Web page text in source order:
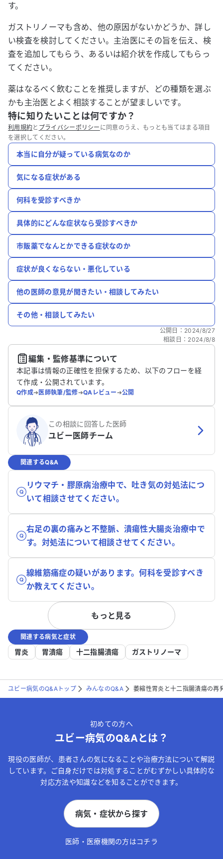
す。
ガストリノーマも含め、他の原因がないかどうか、詳し
い検査を検討してください。主治医にその旨を伝え、検
査を追加してもらう、あるいは紹介状を作成してもらっ
てください。
薬はなるべく飲むことを推奨しますが、どの種類を選ぶ
かも主治医とよく相談することが望ましいです。
特に知りたいことは何ですか？
利用規約と プライバシーポリシー に同意のうえ、もっとも当てはまる項目
を選択してください。
本当に自分が疑っている病気なのか
気になる症状がある
何科を受診すべきか
具体的にどんな症状なら受診すべきか
市販薬でなんとかできる症状なのか
症状が良くならない・悪化している
他の医師の意見が聞きたい・相談してみたい
その他・相談してみたい
公開日 ： 2024/8/27
相談日 ： 2024/8/8
編集・監修基準について
本記事は情報の正確性を担保するため、以下のフローを経
て作成・公開されています。
Q作成➔医師執筆/監修➔QAレビュー➔公開
この相談に回答した医師
ユビー医師チーム
関連するQ&A
リウマチ・膠原病治療中で、吐き気の対処法につ
いて相談させてください。
右足の裏の痛みと不整脈、潰瘍性大腸炎治療中で
す。対処法について相談させてください。
線維筋痛症の疑いがあります。何科を受診すべき
か教えてください。
もっと見る
関連する病気と症状
胃炎 胃潰瘍 十二指腸潰瘍 ガストリノーマ
ユビー病気のQ&Aトップ みんなのQ&A 萎縮性胃炎と十二指腸潰瘍の再
初めての方へ
ユビー病気のQ&Aとは？
現役の医師が、患者さんの気になることや治療方法について解説
しています。ご自身だけでは対処することがむずかしい具体的な
対応方法や知識などを知ることができます。
病気・症状から探す
医師・医療機関の方はコチラ